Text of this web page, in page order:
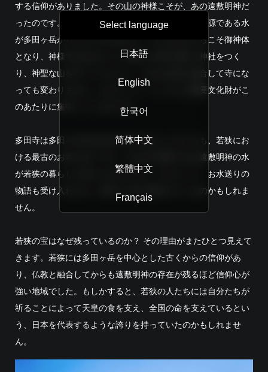
する信仰がありました。その山の神様こそが、あの遠敷明神だ
ったのです。なぜ山を神様としたかといえば、命の源である水
が多田ヶ岳からもたらされるから。そんな山だからこそ御神体
となり、神様である山と人々が暮らす里の境目に神社をつく
り、神聖な山を守っていました。それは仏教と融合して寺にな
っても変わりません。だからこそ、たくさんの重要文化財がこ
のあたりに集中しているのです。
多田寺は多田ヶ岳の名を持つ寺であることもからも、若狭にお
ける最古のお寺に近いです。その山の神様である遠敷明神の水
が若狭の暮らしを支えてきたのです。だからこそ、お水送りの
物語も受け入れられ、現代まで語り継がれているのかもしれま
せん。
若狭の宝はなぜ残っているのか？ その理由がまたひとつ見えて
きます。若狭には多田ヶ岳を中心とした古くからの信仰があ
り、仏教と融合してからも遠敷明神の存在が残るほど信仰心が
強い地域でした。もしかすると、若狭の人たちには自分たちが
祈ることによって天皇の食を支え、全国の命を支えているとい
う、日本を代表するような誇りを持っていたのかもしれませ
ん。
Select language
日本語
English
한국어
简体中文
繁體中文
Français